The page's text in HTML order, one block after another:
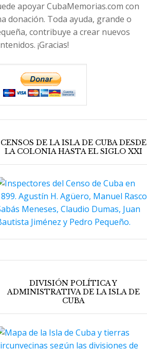
apoyar CubaMemorias.com con
donación. Toda ayuda, grande o
contribuye a crear nuevos
¡Gracias!
CENSOS DE LA ISLA DE CUBA DESDE
LA COLONIA HASTA EL SIGLO XXI
DIVISIÓN POLÍTICA Y
ADMINISTRATIVA DE LA ISLA DE
CUBA